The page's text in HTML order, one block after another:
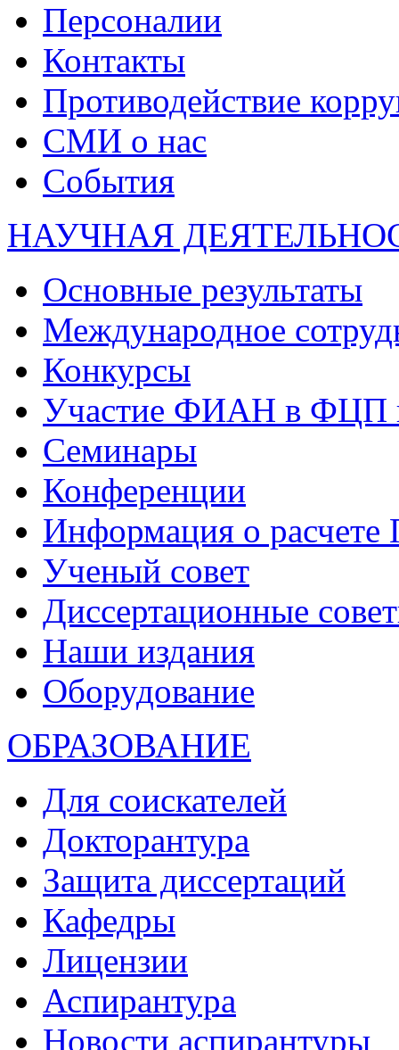
Персоналии
Контакты
Противодействие
СМИ о нас
События
НАУЧНАЯ
Основные результаты
Международное
Конкурсы
Участие ФИАН в ФЦП
Семинары
Конференции
Информация о
Ученый совет
Диссертационные
Наши издания
Оборудование
ОБРАЗОВАНИЕ
Для соискателей
Докторантура
Защита диссертаций
Кафедры
Лицензии
Аспирантура
Новости аспирантуры